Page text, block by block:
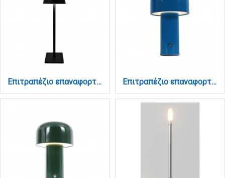
Επιτραπέζιο επαναφορτιζόμενο φωτιστικό 3000K σε μαύρη απόχρωση (3056-Black) Επιτραπέζιο επαναφορτιζόμενο φωτιστικό 3000K σε μπλέ απόχρωση (3036-Blue)